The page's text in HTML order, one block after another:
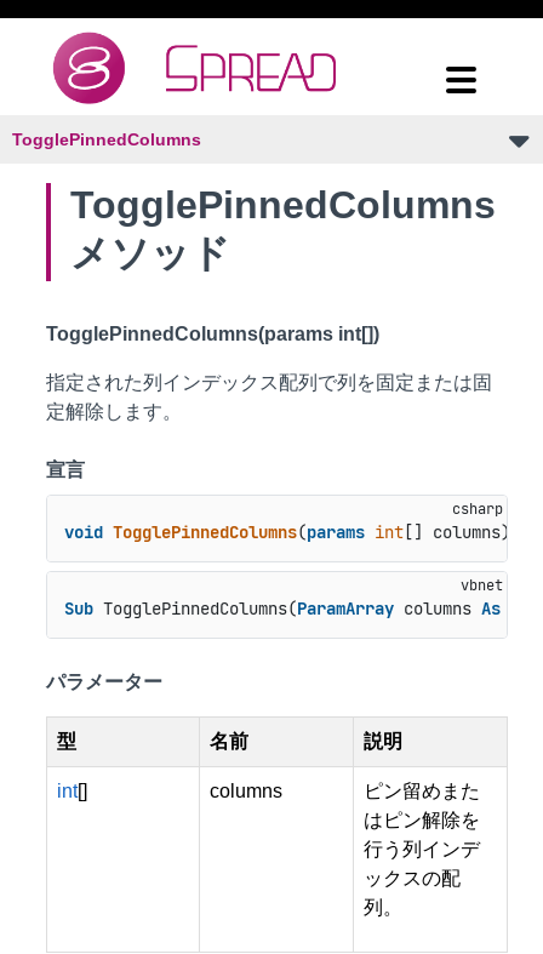
TogglePinnedColumns
TogglePinnedColumns
メソッド
TogglePinnedColumns(params int[])
指定された列インデックス配列で列を固定または固
定解除します。
宣言
void TogglePinnedColumns(params int[] columns)
Sub TogglePinnedColumns(ParamArray columns As
パラメーター
型 名前 説明
int[] columns
ピン留めまた
はピン解除を
行う列インデ
ックスの配
列。